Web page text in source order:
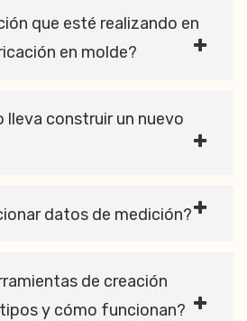
que esté realizando en
en molde?
lleva construir un nuevo
datos de medición?
de creación
y cómo funcionan?